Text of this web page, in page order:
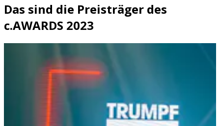
Das sind die Preisträger des
c.AWARDS 2023